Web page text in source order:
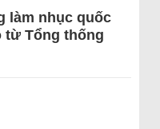
làm nhục quốc
từ Tổng thống